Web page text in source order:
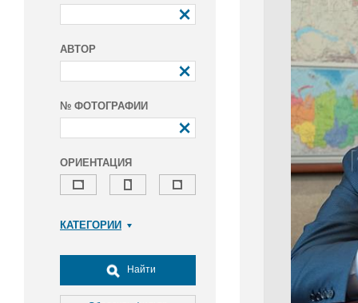
АВТОР
№ ФОТОГРАФИИ
ОРИЕНТАЦИЯ
КАТЕГОРИИ
Досуг, туризм и отдых
Культура
Найти